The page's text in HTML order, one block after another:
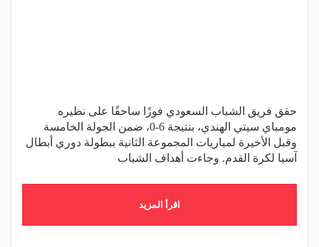
حقق فريق الشباب السعودي فوزًا ساحقًا على نظيره
مومباي سيتي الهندي، بنتيجة 6-0، ضمن الجولة الخامسة
وقبل الأخيرة لمباريات المجموعة الثانية ببطولة دوري أبطال
آسيا لكرة القدم. وجاءت أهداف الشباب
اقرأ المزيد